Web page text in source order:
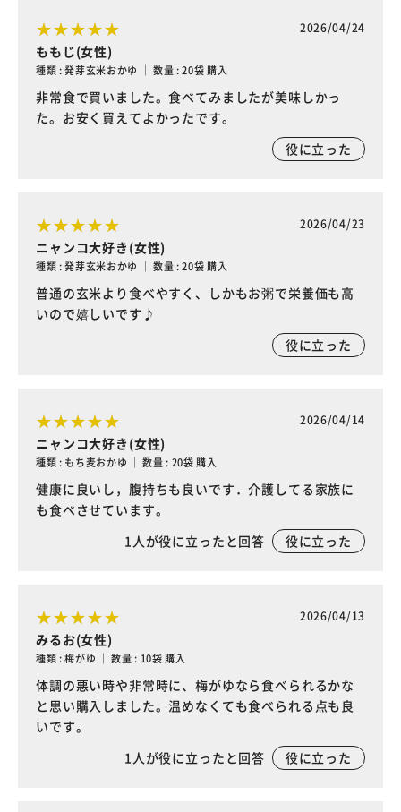
2026/04/24
ももじ(女性)
種類 : 発芽玄米おかゆ ｜ 数量 : 20袋 購入
非常食で買いました。食べてみましたが美味しかっ
た。お安く買えてよかったです。
役に立った
2026/04/23
ニャンコ大好き(女性)
種類 : 発芽玄米おかゆ ｜ 数量 : 20袋 購入
普通の玄米より食べやすく、しかもお粥で栄養価も高
いので嬉しいです♪
役に立った
2026/04/14
ニャンコ大好き(女性)
種類 : もち麦おかゆ ｜ 数量 : 20袋 購入
健康に良いし，腹持ちも良いです．介護してる家族に
も食べさせています。
1人が役に立ったと回答 役に立った
2026/04/13
みるお(女性)
種類 : 梅がゆ ｜ 数量 : 10袋 購入
体調の悪い時や非常時に、梅がゆなら食べられるかな
と思い購入しました。温めなくても食べられる点も良
いです。
1人が役に立ったと回答 役に立った